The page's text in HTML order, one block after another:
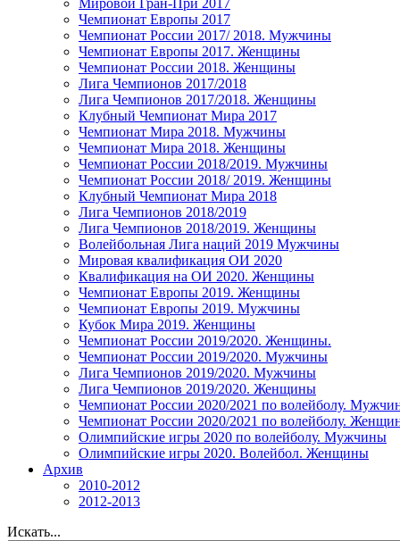
Мировой Гран-При 2017
Чемпионат Европы 2017
Чемпионат России 2017/ 2018. Мужчины
Чемпионат Европы 2017. Женщины
Чемпионат России 2018. Женщины
Лига Чемпионов 2017/2018
Лига Чемпионов 2017/2018. Женщины
Клубный Чемпионат Мира 2017
Чемпионат Мира 2018. Мужчины
Чемпионат Мира 2018. Женщины
Чемпионат России 2018/2019. Мужчины
Чемпионат России 2018/ 2019. Женщины
Клубный Чемпионат Мира 2018
Лига Чемпионов 2018/2019
Лига Чемпионов 2018/2019. Женщины
Волейбольная Лига наций 2019 Мужчины
Мировая квалификация ОИ 2020
Квалификация на ОИ 2020. Женщины
Чемпионат Европы 2019. Женщины
Чемпионат Европы 2019. Мужчины
Кубок Мира 2019. Женщины
Чемпионат России 2019/2020. Женщины.
Чемпионат России 2019/2020. Мужчины
Лига Чемпионов 2019/2020. Мужчины
Лига Чемпионов 2019/2020. Женщины
Чемпионат России 2020/2021 по волейболу.
Чемпионат России 2020/2021 по волейболу.
Олимпийские игры 2020 по волейболу. Мужчины
Олимпийские игры 2020. Волейбол. Женщины
Архив
2010-2012
2012-2013
Искать...